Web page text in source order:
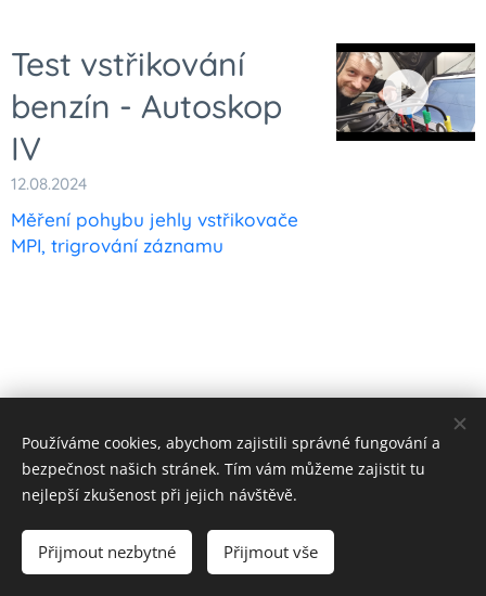
Test vstřikování
benzín - Autoskop
IV
12.08.2024
Měření pohybu jehly vstřikovače
MPI, trigrování záznamu
© 2023 Všechna práva vyhrazena
Cookies
CZK Kč
EUR €
Používáme cookies, abychom zajistili správné fungování a
bezpečnost našich stránek. Tím vám můžeme zajistit tu
nejlepší zkušenost při jejich návštěvě.
Přijmout nezbytné Přijmout vše